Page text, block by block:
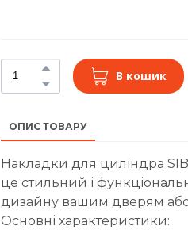
В кошик
ОПИС ТОВАРУ
Накладки для циліндра
це стильний і
дизайну вашим дверям
Основні характеристики: